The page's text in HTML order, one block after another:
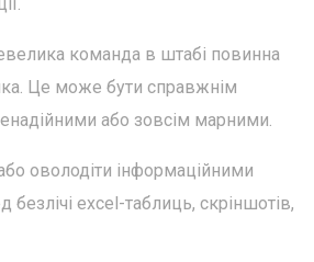
команда в штабі повинна
Це може бути справжнім
або зовсім марними.
оволодіти інформаційними
excel-таблиць, скріншотів,